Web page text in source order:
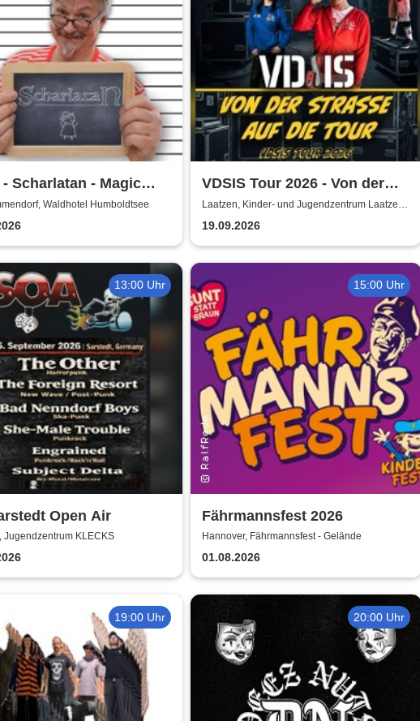
- Scharlatan - Magic
Dinner
Waldhotel Humboldtsee
VDSIS Tour 2026 - Von der
Strasse auf die Tour
Laatzen, Kinder- und Jugendzentrum Laatzen
19.09.2026
13:00 Uhr
Open Air
Jugendzentrum KLECKS
15:00 Uhr
Fährmannsfest 2026
Hannover, Fährmannsfest - Gelände
01.08.2026
19:00 Uhr 20:00 Uhr